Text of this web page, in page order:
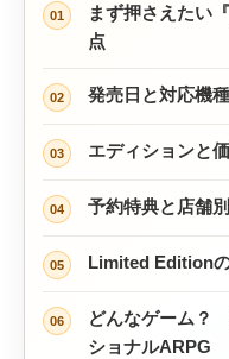
01
まず押さえたい
点
02 発売日と対応機
03 エディションと
04 予約特典と店舗
05 Limited Edition
06
どんなゲーム？
ショナルARPG